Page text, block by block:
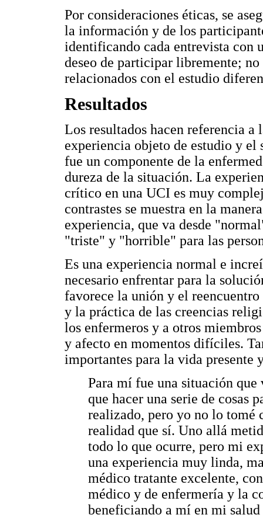
Por consideraciones éticas, se
la información y de los
identificando cada entrevista con
deseo de participar libremente;
relacionados con el estudio
Resultados
Los resultados hacen referencia
experiencia objeto de estudio y
fue un componente de la
dureza de la situación. La
crítico en una UCI es muy
contrastes se muestra en la
experiencia, que va desde
"triste" y "horrible" para las
Es una experiencia normal e
necesario enfrentar para la
favorece la unión y el
y la práctica de las creencias
los enfermeros y a otros
y afecto en momentos difíciles.
importantes para la vida presente
Para mí fue una situación
que hacer una serie de cosas
realizado, pero yo no lo tomé
realidad que sí. Uno allá
todo lo que ocurre, pero mi
una experiencia muy linda,
médico tratante excelente,
médico y de enfermería y la
beneficiando a mí en mi